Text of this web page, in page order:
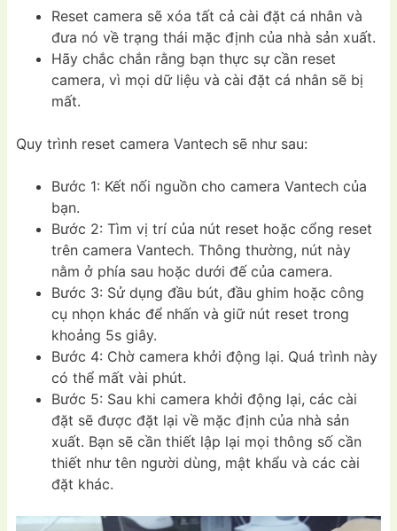
Reset camera sẽ xóa tất cả cài đặt cá nhân và
đưa nó về trạng thái mặc định của nhà sản xuất.
Hãy chắc chắn rằng bạn thực sự cần reset
camera, vì mọi dữ liệu và cài đặt cá nhân sẽ bị
mất.
Quy trình reset camera Vantech sẽ như sau:
Bước 1: Kết nối nguồn cho camera Vantech của
bạn.
Bước 2: Tìm vị trí của nút reset hoặc cổng reset
trên camera Vantech. Thông thường, nút này
nằm ở phía sau hoặc dưới đế của camera.
Bước 3: Sử dụng đầu bút, đầu ghim hoặc công
cụ nhọn khác để nhấn và giữ nút reset trong
khoảng 5s giây.
Bước 4: Chờ camera khởi động lại. Quá trình này
có thể mất vài phút.
Bước 5: Sau khi camera khởi động lại, các cài
đặt sẽ được đặt lại về mặc định của nhà sản
xuất. Bạn sẽ cần thiết lập lại mọi thông số cần
thiết như tên người dùng, mật khẩu và các cài
đặt khác.